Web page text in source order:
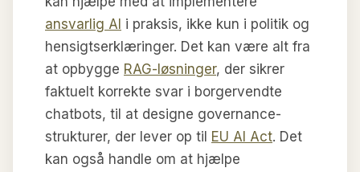
ansvarlig AI i praksis, ikke kun i politik og
hensigtserklæringer. Det kan være alt fra
at opbygge RAG-løsninger, der sikrer
faktuelt korrekte svar i borgervendte
chatbots, til at designe governance-
strukturer, der lever op til EU AI Act. Det
kan også handle om at hjælpe